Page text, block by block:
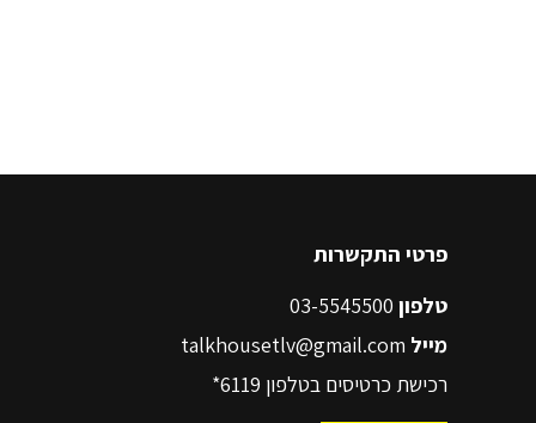
פרטי התקשרות
טלפון
מייל talkhousetlv@gmail.com
רכישת כרטיסים בטלפון 6119*